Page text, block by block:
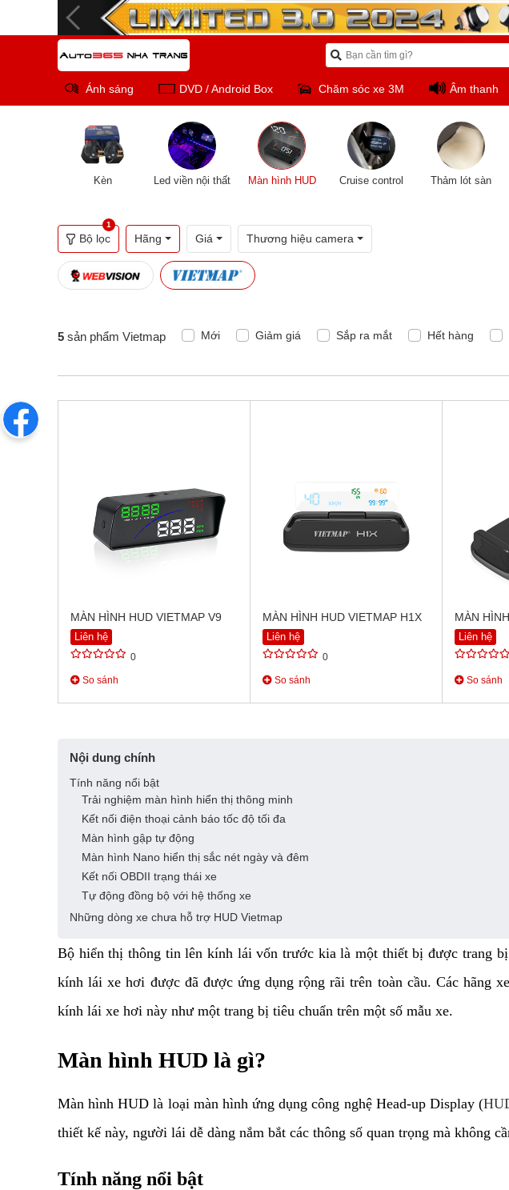
Ánh sáng DVD / Android Box Chăm sóc xe 3M Âm thanh
Kèn Led viền nội thất Màn hình HUD Cruise control Thảm lót sàn
Bộ lọc
1
Hãng Giá Thương hiệu camera
5 sản phẩm Vietmap Mới Giảm giá Sắp ra mắt Hết hàng
MÀN HÌNH HUD VIETMAP V9
Liên hệ
0
So sánh
MÀN HÌNH HUD VIETMAP H1X
Liên hệ
0
So sánh
MÀN
Liên hệ
So sánh
Nội dung chính
Tính năng nổi bật​
Trải nghiệm màn hình hiển thị thông minh
Kết nối điện thoại cảnh báo tốc độ tối đa
Màn hình gập tự động
Màn hình Nano hiển thị sắc nét ngày và đêm
Kết nối OBDII trạng thái xe
Tự động đồng bộ với hệ thống xe
Những dòng xe chưa hỗ trợ HUD Vietmap
Bộ hiển thị thông tin lên kính lái vốn trước kia là một thiết bị được trang
kính lái xe hơi được đã được ứng dụng rộng rãi trên toàn cầu. Các hãng
kính lái xe hơi này như một trang bị tiêu chuẩn trên một số mẫu xe.
Màn hình HUD là gì?
Màn hình HUD là loại màn hình ứng dụng công nghệ Head-up Display (
thiết kế này, người lái dễ dàng nắm bắt các thông số quan trọng mà không
Tính năng nổi bật​